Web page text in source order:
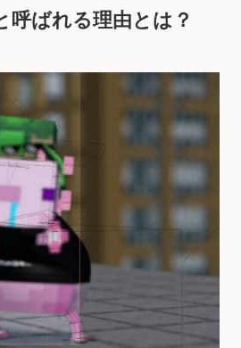
呼ばれる理由とは？